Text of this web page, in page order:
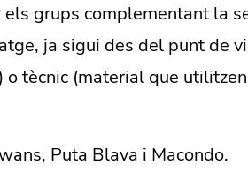
els grups complementant la
ja sigui des del punt de
tècnic (material que
Puta Blava i Macondo.